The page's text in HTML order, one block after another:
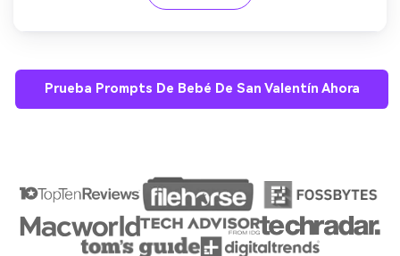
Prueba Prompts De Bebé De San Valentín Ahora